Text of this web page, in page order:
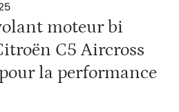
moteur bi
C5 Aircross
la performance